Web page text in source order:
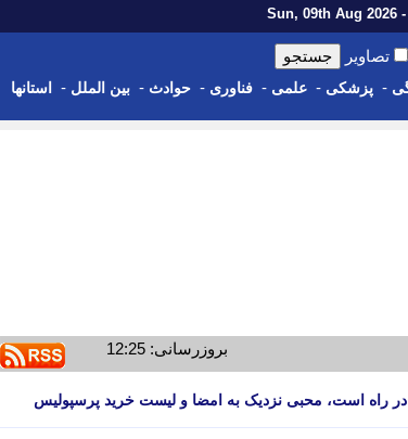
تصاویر
- پزشکی - علمی - فناوری - حوادث - بین الملل - استانها
بروزرسانی: 12:25
1405؛ بمب جدید سرخ ها در راه است، محبی نزدیک به امضا و لیست خرید پرسپولیس